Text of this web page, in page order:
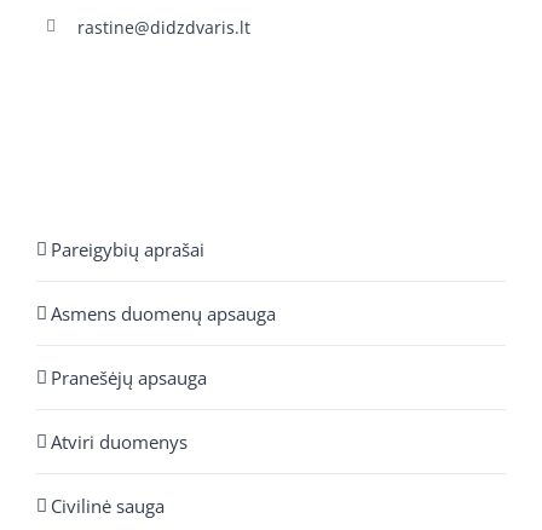
rastine@didzdvaris.lt
Pareigybių aprašai
Asmens duomenų apsauga
Pranešėjų apsauga
Atviri duomenys
Civilinė sauga